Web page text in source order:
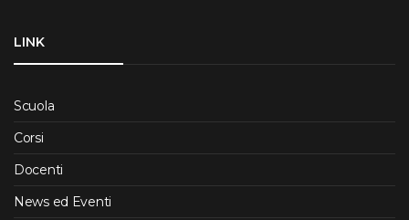
LINK
Scuola
Corsi
Docenti
News ed Eventi